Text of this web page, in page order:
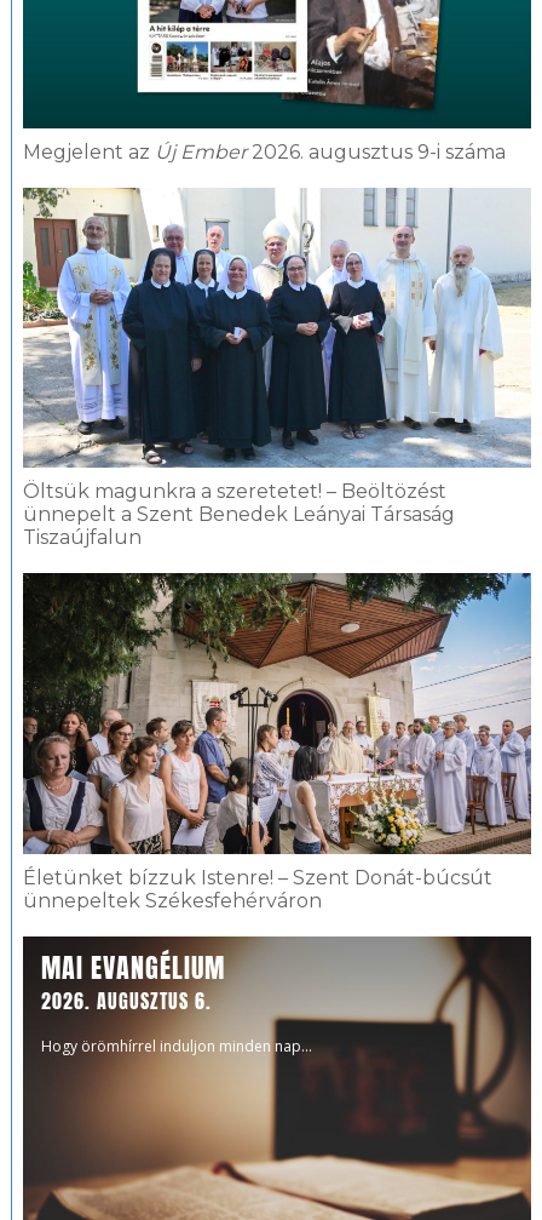
Megjelent az Új Ember2026. augusztus 9-i száma
Öltsük magunkra a szeretetet! – Beöltözést
ünnepelt a Szent Benedek Leányai Társaság
Tiszaújfalun
Életünket bízzuk Istenre! – Szent Donát-búcsút
ünnepeltek Székesfehérváron
MAI EVANGÉLIUM
2026. AUGUSZTUS 6.
Hogy örömhírrel induljon minden nap...